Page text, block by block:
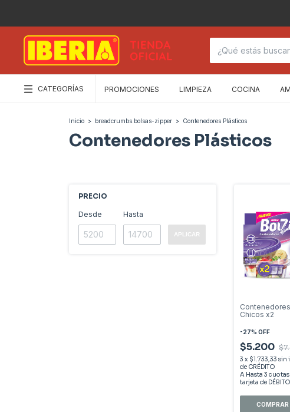
CATEGORÍAS PROMOCIONES LIMPIEZA COCINA
Inicio > breadcrumbs.bolsas-zipper > Contenedores Plásticos
Contenedores Plásticos
PRECIO
Desde Hasta
APLICAR
Chicos x2
-27% OFF
$5.200
3 x $1.733,33 sin